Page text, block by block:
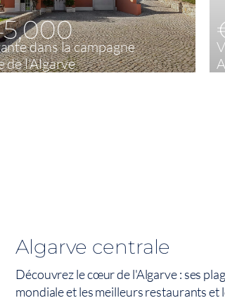
dans la campagne
de l'Algarve
Algarve centrale
Découvrez le cœur de l'Algarve : ses
mondiale et les meilleurs restaurants et